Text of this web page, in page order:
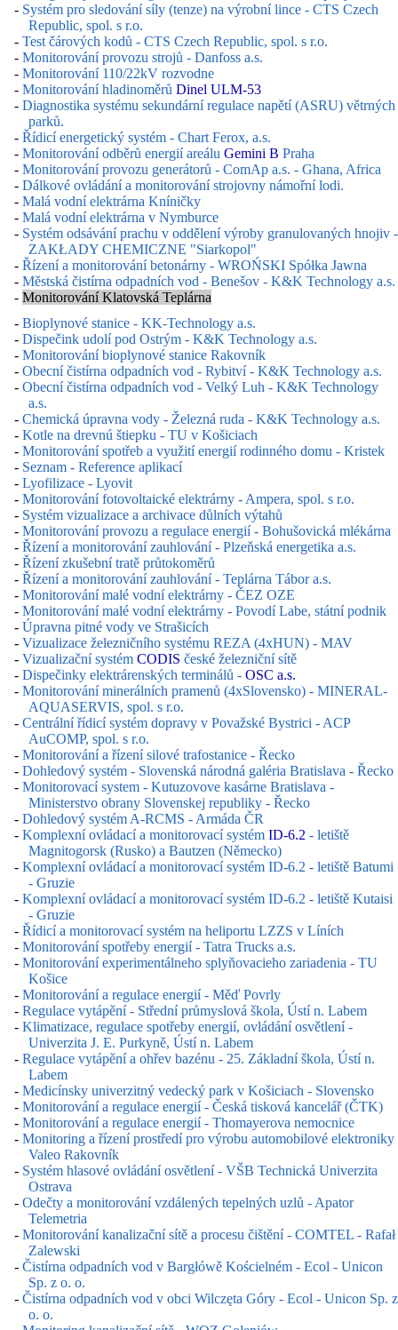
- Systém pro sledování síly (tenze) na výrobní lince - CTS Czech
Republic, spol. s r.o.
- Test čárových kodů - CTS Czech Republic, spol. s r.o.
- Monitorování provozu strojů - Danfoss a.s.
- Monitorování 110/22kV rozvodne
- Monitorování hladinoměrů Dinel ULM-53
- Diagnostika systému sekundární regulace napětí (ASRU) větrných
parků.
- Řídicí energetický systém - Chart Ferox, a.s.
- Monitorování odběrů energií areálu Gemini B Praha
- Monitorování provozu generátorů - ComAp a.s. - Ghana, Africa
- Dálkové ovládání a monitorování strojovny námořní lodi.
- Malá vodní elektrárna Kníničky
- Malá vodní elektrárna v Nymburce
- Systém odsávání prachu v oddělení výroby granulovaných hnojiv -
ZAKŁADY CHEMICZNE "Siarkopol"
- Řízení a monitorování betonárny - WROŃSKI Spółka Jawna
- Městská čistírna odpadních vod - Benešov - K&K Technology a.s.
- Monitorování Klatovská Teplárna
- Bioplynové stanice - KK-Technology a.s.
- Dispečink udolí pod Ostrým - K&K Technology a.s.
- Monitorování bioplynové stanice Rakovník
- Obecní čistírna odpadních vod - Rybitví - K&K Technology a.s.
- Obecní čistírna odpadních vod - Velký Luh - K&K Technology
a.s.
- Chemická úpravna vody - Železná ruda - K&K Technology a.s.
- Kotle na drevnú štiepku - TU v Košiciach
- Monitorování spotřeb a využití energií rodinného domu - Kristek
- Seznam - Reference aplikací
- Lyofilizace - Lyovit
- Monitorování fotovoltaické elektrárny - Ampera, spol. s r.o.
- Systém vizualizace a archivace důlních výtahů
- Monitorování provozu a regulace energií - Bohušovická mlékárna
- Řízení a monitorování zauhlování - Plzeňská energetika a.s.
- Řízení zkušební tratě průtokoměrů
- Řízení a monitorování zauhlování - Teplárna Tábor a.s.
- Monitorování malé vodní elektrárny - ČEZ OZE
- Monitorování malé vodní elektrárny - Povodí Labe, státní podnik
- Úpravna pitné vody ve Strašicích
- Vizualizace železničního systému REZA (4xHUN) - MAV
- Vizualizační systém CODIS české železniční sítě
- Dispečinky elektrárenských terminálů - OSC a.s.
- Monitorování minerálních pramenů (4xSlovensko) - MINERAL-
AQUASERVIS, spol. s r.o.
- Centrální řídicí systém dopravy v Považské Bystrici - ACP
AuCOMP, spol. s r.o.
- Monitorování a řízení silové trafostanice - Řecko
- Dohledový systém - Slovenská národná galéria Bratislava - Řecko
- Monitorovací system - Kutuzovove kasárne Bratislava -
Ministerstvo obrany Slovenskej republiky - Řecko
- Dohledový systém A-RCMS - Armáda ČR
- Komplexní ovládací a monitorovací systém ID-6.2 - letiště
Magnitogorsk (Rusko) a Bautzen (Německo)
- Komplexní ovládací a monitorovací systém ID-6.2 - letiště Batumi
- Gruzie
- Komplexní ovládací a monitorovací systém ID-6.2 - letiště Kutaisi
- Gruzie
- Řídicí a monitorovací systém na heliportu LZZS v Líních
- Monitorování spotřeby energií - Tatra Trucks a.s.
- Monitorování experimentálneho splyňovacieho zariadenia - TU
Košice
- Monitorování a regulace energií - Měď Povrly
- Regulace vytápění - Střední průmyslová škola, Ústí n. Labem
- Klimatizace, regulace spotřeby energií, ovládání osvětlení -
Univerzita J. E. Purkyně, Ústí n. Labem
- Regulace vytápění a ohřev bazénu - 25. Základní škola, Ústí n.
Labem
- Medicínsky univerzitný vedecký park v Košiciach - Slovensko
- Monitorování a regulace energií - Česká tisková kancelář (ČTK)
- Monitorování a regulace energií - Thomayerova nemocnice
- Monitoring a řízení prostředí pro výrobu automobilové elektroniky
Valeo Rakovník
- Systém hlasové ovládání osvětlení - VŠB Technická Univerzita
Ostrava
- Odečty a monitorování vzdálených tepelných uzlů - Apator
Telemetria
- Monitorování kanalizační sítě a procesu čištění - COMTEL - Rafał
Zalewski
- Čistírna odpadních vod v Bargłówě Kościelném - Ecol - Unicon
Sp. z o. o.
- Čistírna odpadních vod v obci Wilczęta Góry - Ecol - Unicon Sp. z
o. o.